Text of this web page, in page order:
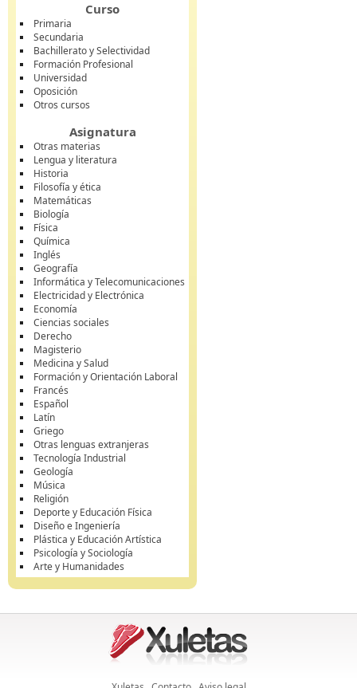
Curso
Primaria
Secundaria
Bachillerato y Selectividad
Formación Profesional
Universidad
Oposición
Otros cursos
Asignatura
Otras materias
Lengua y literatura
Historia
Filosofía y ética
Matemáticas
Biología
Física
Química
Inglés
Geografía
Informática y Telecomunicaciones
Electricidad y Electrónica
Economía
Ciencias sociales
Derecho
Magisterio
Medicina y Salud
Formación y Orientación Laboral
Francés
Español
Latín
Griego
Otras lenguas extranjeras
Tecnología Industrial
Geología
Música
Religión
Deporte y Educación Física
Diseño e Ingeniería
Plástica y Educación Artística
Psicología y Sociología
Arte y Humanidades